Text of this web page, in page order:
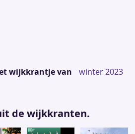
wijkkrantje van winter 2023
de wijkkranten.